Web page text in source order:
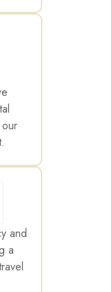
and
a